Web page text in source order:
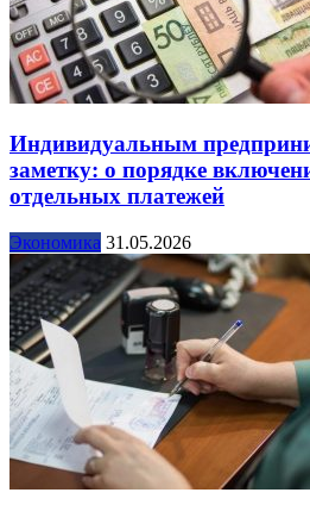
Индивидуальным
заметку: о порядке
отдельных платежей
Экономика 31.05.2026